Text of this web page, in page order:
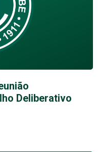
Deliberativo